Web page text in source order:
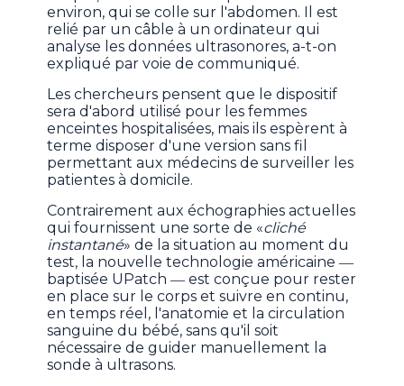
environ, qui se colle sur l'abdomen. Il est
relié par un câble à un ordinateur qui
analyse les données ultrasonores, a-t-on
expliqué par voie de communiqué.
Les chercheurs pensent que le dispositif
sera d'abord utilisé pour les femmes
enceintes hospitalisées, mais ils espèrent à
terme disposer d'une version sans fil
permettant aux médecins de surveiller les
patientes à domicile.
Contrairement aux échographies actuelles
qui fournissent une sorte de «cliché
instantané» de la situation au moment du
test, la nouvelle technologie américaine ―
baptisée UPatch ― est conçue pour rester
en place sur le corps et suivre en continu,
en temps réel, l'anatomie et la circulation
sanguine du bébé, sans qu'il soit
nécessaire de guider manuellement la
sonde à ultrasons.